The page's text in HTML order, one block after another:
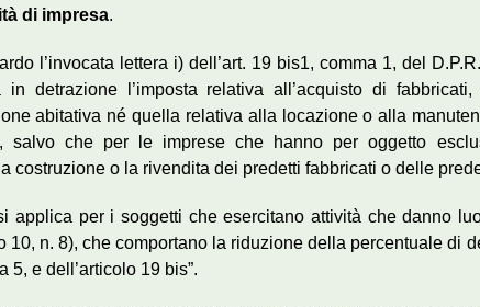
di impresa.
l’invocata lettera i) dell’art. 19 bis1, comma 1, del
in detrazione l’imposta relativa all’acquisto di
abitativa né quella relativa alla locazione o alla
salvo che per le imprese che hanno per oggetto
costruzione o la rivendita dei predetti fabbricati o delle
applica per i soggetti che esercitano attività che danno
10, n. 8), che comportano la riduzione della percentuale di
5, e dell’articolo 19 bis”.